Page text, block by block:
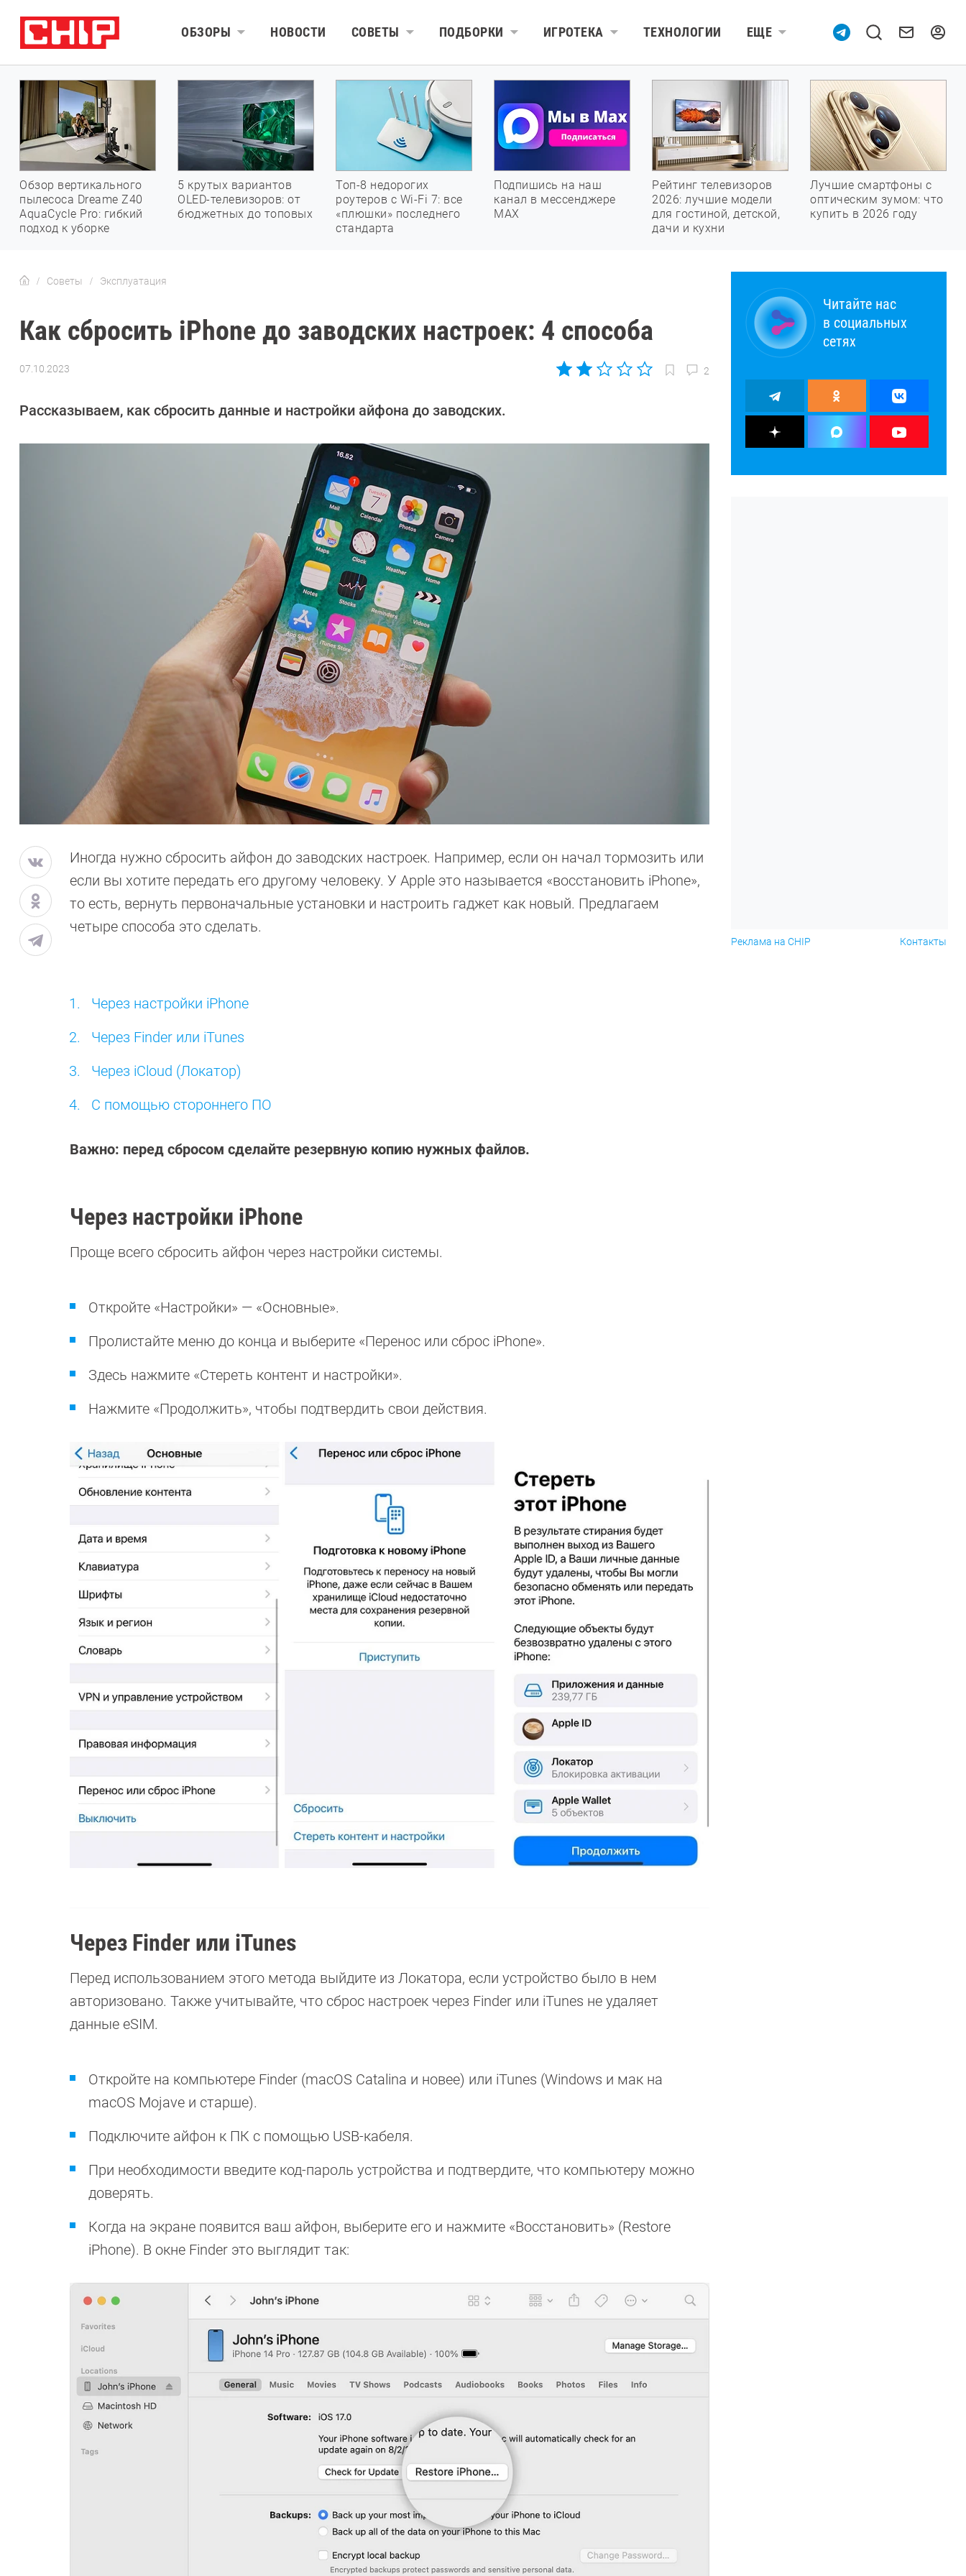
ОБЗОРЫ НОВОСТИ СОВЕТЫ ПОДБОРКИ ИГРОТЕКА ТЕХНОЛОГИИ ЕЩЕ
Обзор вертикального
пылесоса Dreame Z40
AquaCycle Pro: гибкий
подход к уборке
5 крутых вариантов
OLED-телевизоров: от
бюджетных до топовых
Топ-8 недорогих
роутеров с Wi-Fi 7: все
«плюшки» последнего
стандарта
Подпишись на наш
канал в мессенджере
МАХ
Рейтинг телевизоров
2026: лучшие модели
для гостиной, детской,
дачи и кухни
Лучшие смартфоны с
оптическим зумом: что
купить в 2026 году
Советы Эксплуатация
Как сбросить iPhone до заводских настроек: 4 способа
07.10.2023
Иванов
2
Рассказываем, как сбросить данные и настройки айфона до заводских.
Иногда нужно сбросить айфон до заводских настроек. Например, если он начал тормозить или
если вы хотите передать его другому человеку. У Apple это называется «восстановить iPhone»,
то есть, вернуть первоначальные установки и настроить гаджет как новый. Предлагаем
четыре способа это сделать.
Через настройки iPhone
Через Finder или iTunes
Через iCloud (Локатор)
С помощью стороннего ПО
Важно: перед сбросом сделайте резервную копию нужных файлов.
Через настройки iPhone
Проще всего сбросить айфон через настройки системы.
Откройте «Настройки» — «Основные».
Пролистайте меню до конца и выберите «Перенос или сброс iPhone».
Здесь нажмите «Стереть контент и настройки».
Нажмите «Продолжить», чтобы подтвердить свои действия.
Через Finder или iTunes
Перед использованием этого метода выйдите из Локатора, если устройство было в нем
авторизовано. Также учитывайте, что сброс настроек через Finder или iTunes не удаляет
данные eSIM.
Откройте на компьютере Finder (macOS Catalina и новее) или iTunes (Windows и мак на
macOS Mojave и старше).
Подключите айфон к ПК с помощью USB-кабеля.
При необходимости введите код-пароль устройства и подтвердите, что компьютеру можно
доверять.
Когда на экране появится ваш айфон, выберите его и нажмите «Восстановить» (Restore
iPhone). В окне Finder это выглядит так:
Читайте нас
в социальных
сетях
Реклама на CHIP Контакты